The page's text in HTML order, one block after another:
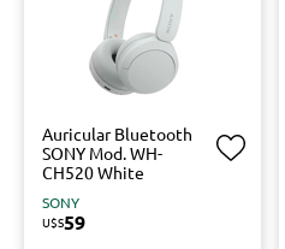
Auricular Bluetooth
SONY Mod. WH-
CH520 White
SONY
U$S59